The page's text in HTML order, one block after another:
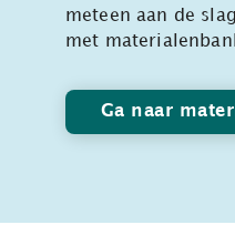
meteen aan de
met
Ga naar